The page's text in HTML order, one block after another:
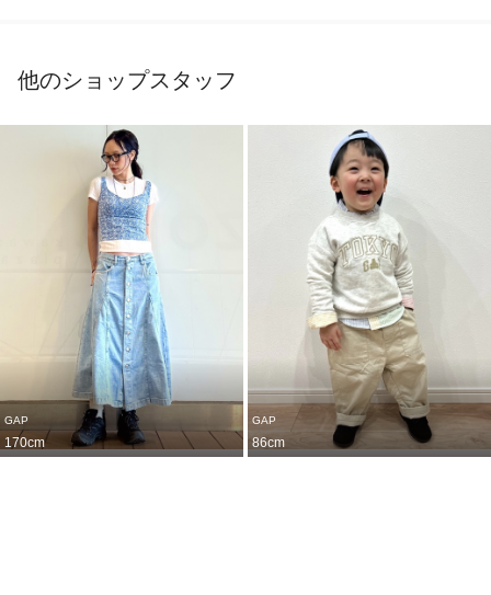
【スタッフ着用サイズ】
ボトムス:XXS
他のショップスタッフ
GAP
170cm
GAP
86cm